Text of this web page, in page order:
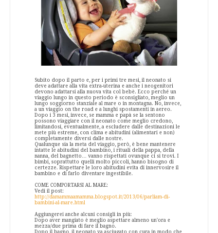
Subito dopo il parto e, per i primi tre mesi, il neonato si
deve adattare alla vita extra-uterina e anche i neogenitori
devono adattarsi alla nuova vita col bebè. Ecco perché un
viaggio lungo in questo periodo è sconsigliato, meglio un
lungo soggiorno stanziale al mare o in montagna. No, invece,
a un viaggio on the road e a lunghi spostamenti in aereo.
Dopo i 3 mesi, invece, se mamma e papà se la sentono
possono viaggiare con il neonato come meglio credono,
limitandosi, eventualmente, a escludere dalle destinazioni le
mete più estreme, con clima e abitudini (alimentari e non)
completamente diversi dalle nostre.
Qualunque sia la meta del viaggio, però, è bene mantenere
intatte le abitudini del bambino, i rituali della pappa, della
nanna, del bagnetto… vanno rispettati ovunque ci si trovi. I
bimbi, soprattutto quelli molto piccoli, hanno bisogno di
certezze. Rispettare le loro abitudini evita di innervosire il
bambino e di farlo diventare ingestibile.
COME COMPORTARSI AL MARE:
Vedi il post:
http://damammaamamma.blogspot.it/2013/06/parliam-di-
bambini-al-mare.html
Aggiungerei anche alcuni consigli in più:
Dopo aver mangiato è meglio aspettare almeno un'ora e
mezza/due prima di fare il bagno.
Dopo il bagno, il neonato va asciugato con cura in modo che